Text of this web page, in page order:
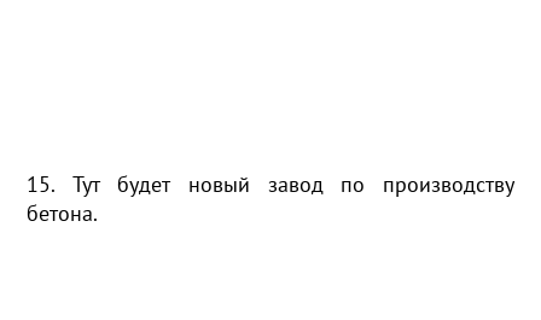
15. Тут будет новый завод по производству
бетона.